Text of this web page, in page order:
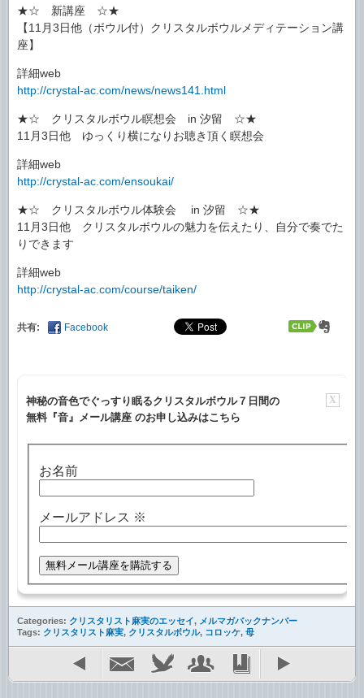
★☆ 新講座 ☆★
【11月3日他（ボウル付）クリスタルボウルメディテーション講
座】
詳細web
http://crystal-ac.com/news/news141.html
★☆ クリスタルボウル瞑想会 in 汐留 ☆★
11月3日他 ゆっくり横になりお聴き頂く瞑想会
詳細web
http://crystal-ac.com/ensoukai/
★☆ クリスタルボウル体験会 in 汐留 ☆★
11月3日他 クリスタルボウルの魅力を伝えたり、自分で奏でた
りできます
詳細web
http://crystal-ac.com/course/taiken/
共有: Facebook
X
神秘の音色でぐっすり眠るクリスタルボウル７日間の
無料『音』メール講座 のお申し込みはこちら
お名前
メールアドレス ※
Categories: クリスタリスト麻実のエッセイ, メルマガバックナンバー
Tags: クリスタリスト麻実, クリスタルボウル, コロッケ, 母